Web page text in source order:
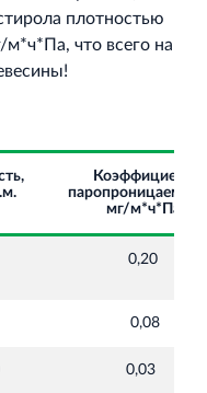
плотностью
м*ч*Па, что всего на
Коэффициент
мг/м*ч*Па
0,20
0,08
0,03